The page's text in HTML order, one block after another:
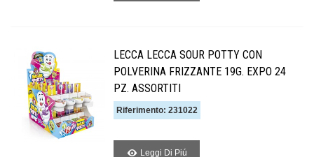
LECCA LECCA SOUR POTTY CON
POLVERINA FRIZZANTE 19G. EXPO 24
PZ. ASSORTITI
Riferimento: 231022
Leggi Di Piú